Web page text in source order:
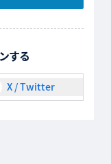
する
X / Twitter